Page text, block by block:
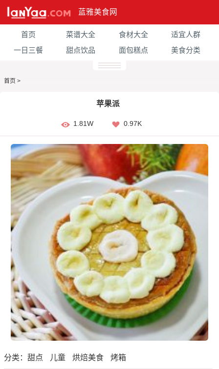
蓝雅美食网
首页 菜谱大全 食材大全
适宜人群
一日三餐
甜点饮品 面包糕点 美食分类
首页 >
苹果派
1.81W 0.97K
分类： 甜点 儿童 烘焙美食 烤箱